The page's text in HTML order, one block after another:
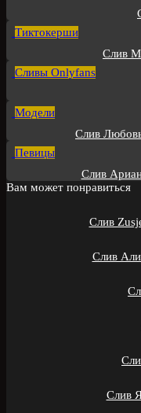
Тиктокерши
Слив
Сливы Onlyfans
Модели
Слив
Певицы
Слив
Вам может понравиться
Слив
Слив
Слив